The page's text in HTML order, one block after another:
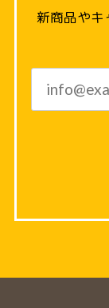
新商品や